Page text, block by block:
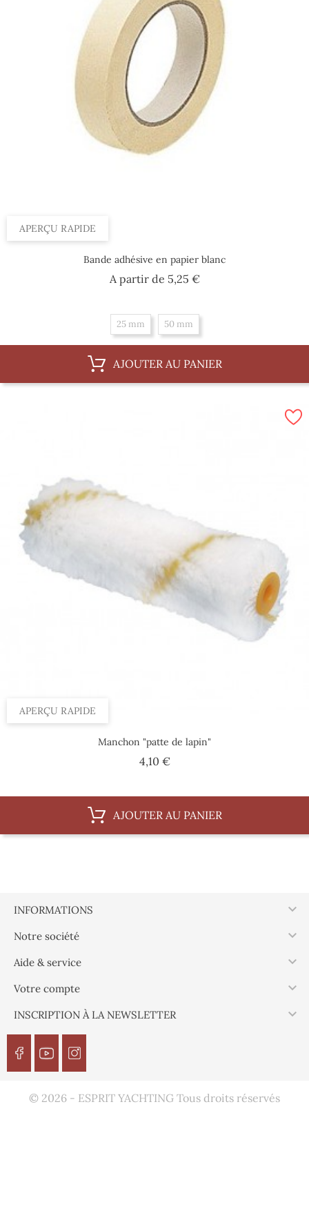
APERÇU RAPIDE
Bande adhésive en papier blanc
A partir de 5,25 €Prix
25 mm 50 mm
AJOUTER AU PANIER
APERÇU RAPIDE
Manchon "patte de lapin"
4,10 €Prix
AJOUTER AU PANIER
INFORMATIONS 
Notre société 
Aide & service 
Votre compte 
INSCRIPTION À LA NEWSLETTER 
© 2026 - ESPRIT YACHTING Tous droits réservés